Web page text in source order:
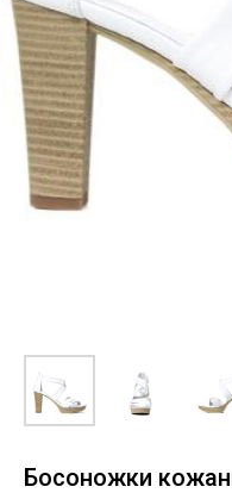
Босоножки